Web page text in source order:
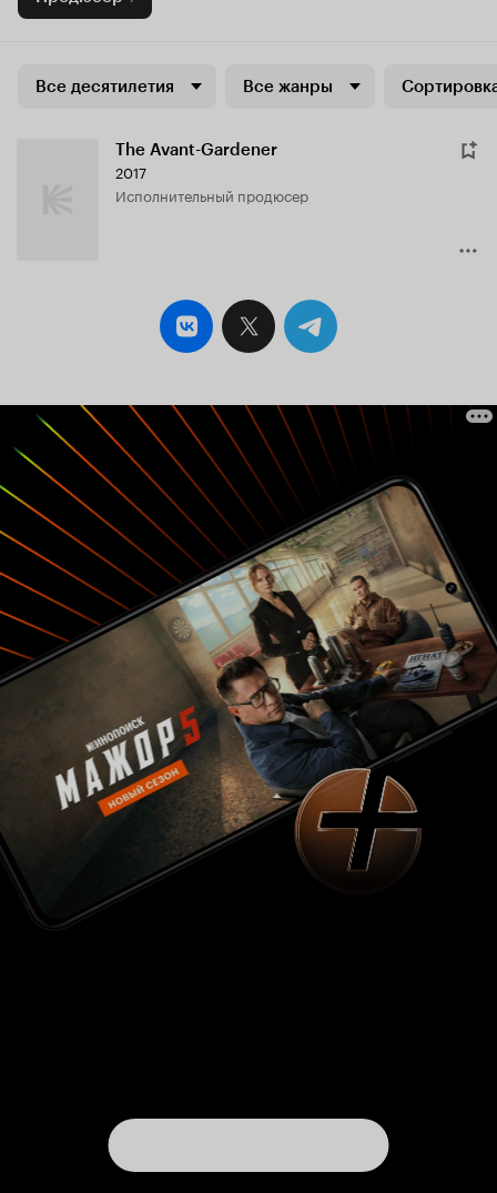
Все десятилетия Все жанры
The Avant-Gardener
2017
исполнительный продюсер